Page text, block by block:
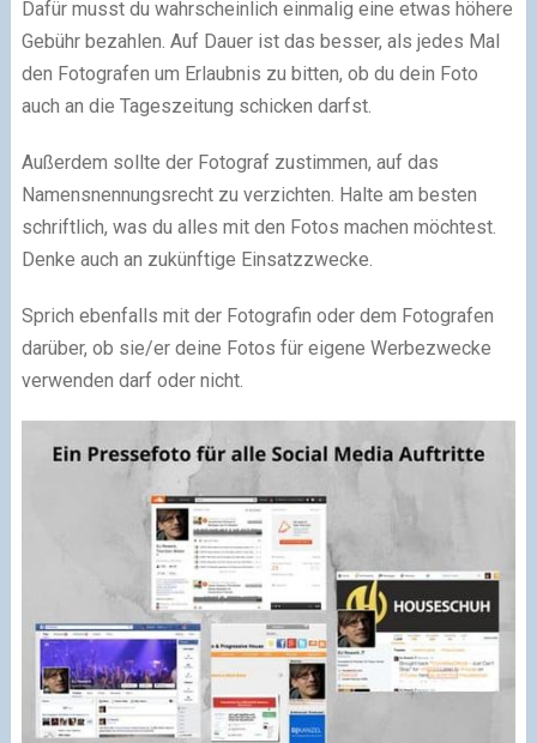
Dafür musst du wahrscheinlich einmalig eine etwas höhere
Gebühr bezahlen. Auf Dauer ist das besser, als jedes Mal
den Fotografen um Erlaubnis zu bitten, ob du dein Foto
auch an die Tageszeitung schicken darfst.
Außerdem sollte der Fotograf zustimmen, auf das
Namensnennungsrecht zu verzichten. Halte am besten
schriftlich, was du alles mit den Fotos machen möchtest.
Denke auch an zukünftige Einsatzzwecke.
Sprich ebenfalls mit der Fotografin oder dem Fotografen
darüber, ob sie/er deine Fotos für eigene Werbezwecke
verwenden darf oder nicht.